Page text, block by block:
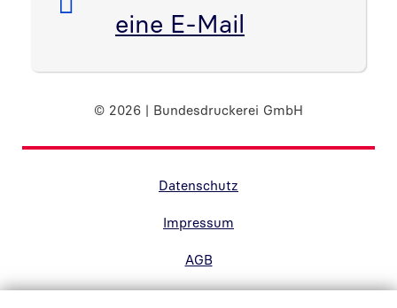
eine E-Mail
© 2026 | Bundesdruckerei GmbH
Datenschutz
Impressum
AGB